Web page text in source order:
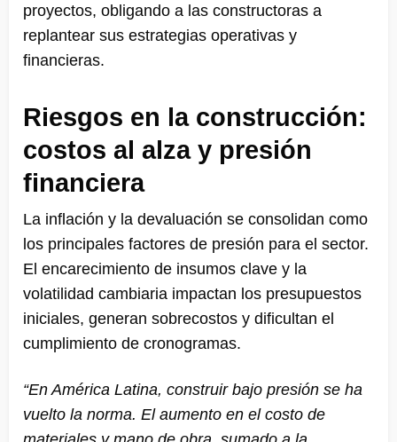
proyectos, obligando a las constructoras a
replantear sus estrategias operativas y
financieras.
Riesgos en la construcción:
costos al alza y presión
financiera
La inflación y la devaluación se consolidan como
los principales factores de presión para el sector.
El encarecimiento de insumos clave y la
volatilidad cambiaria impactan los presupuestos
iniciales, generan sobrecostos y dificultan el
cumplimiento de cronogramas.
“En América Latina, construir bajo presión se ha
vuelto la norma. El aumento en el costo de